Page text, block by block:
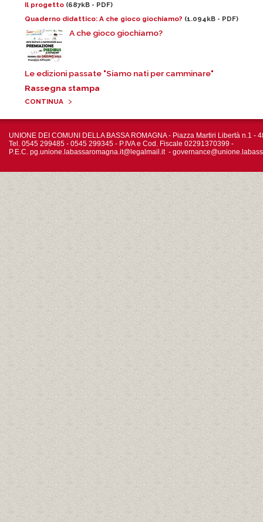
Il progetto (687kB - PDF)
Quaderno didattico: A che gioco giochiamo? (1.094kB - PDF)
A che gioco giochiamo?
Le edizioni passate "Siamo nati per camminare"
Rassegna stampa
CONTINUA ›
UNIONE DEI COMUNI DELLA BASSA ROMAGNA - Piazza Martiri Libertà n.1 -
Tel. 0545 299485 - 0545 299345 - P.IVA e Cod. Fiscale 02291370399 -
P.E.C. pg.unione.labassaromagna.it@legalmail.it -